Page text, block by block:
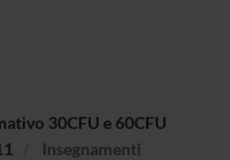
30CFU e 60CFU
Insegnamenti